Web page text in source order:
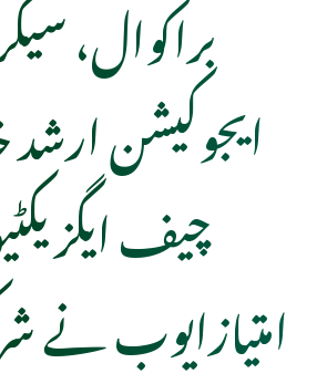
براکوال،
ایجوکیشن
چیف
امتیازایوب